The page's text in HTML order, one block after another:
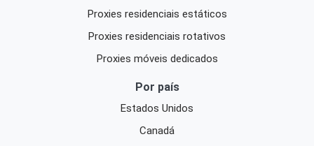
Proxies residenciais estáticos
Proxies residenciais rotativos
Proxies móveis dedicados
Por país
Estados Unidos
Canadá